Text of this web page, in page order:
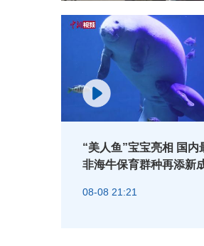
“美人鱼”宝宝亮相 国内
非海牛保育群种再添新
08-08 21:21